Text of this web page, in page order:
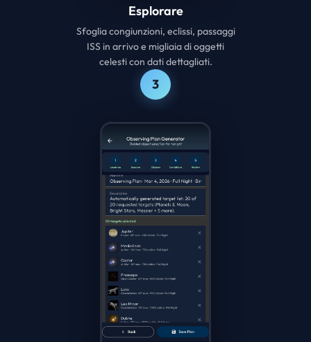
Esplorare
Sfoglia congiunzioni, eclissi, passaggi
ISS in arrivo e migliaia di oggetti
celesti con dati dettagliati.
3